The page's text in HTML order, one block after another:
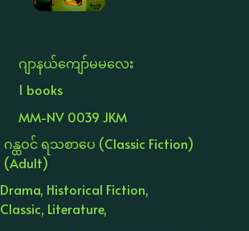
ဂျာနယ်ကျော်မမလေး
1 books
MM-NV 0039 JKM
ဂန္ထဝင် ရသစာပေ (Classic Fiction)
(Adult)
Drama, Historical Fiction,
Classic, Literature,